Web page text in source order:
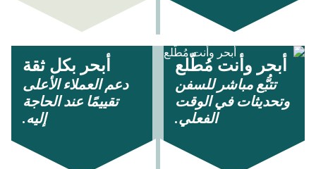
أبحر وأنت مُطّلع
تتبُّع مباشر للسفن
وتحديثات في الوقت
الفعلي.
أبحر بكل ثقة
دعم العملاء الأعلى
تقييمًا عند الحاجة
إليه.